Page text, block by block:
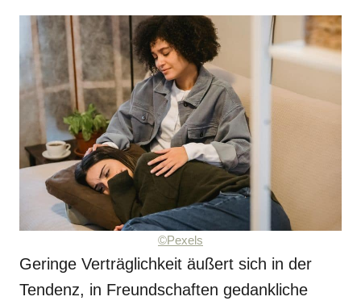
©Pexels
Geringe Verträglichkeit äußert sich in der
Tendenz, in Freundschaften gedankliche